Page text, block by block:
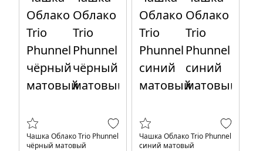
Чашка Облако Trio Phunnel
чёрный матовый
Чашка Облако Trio Phunnel
синий матовый